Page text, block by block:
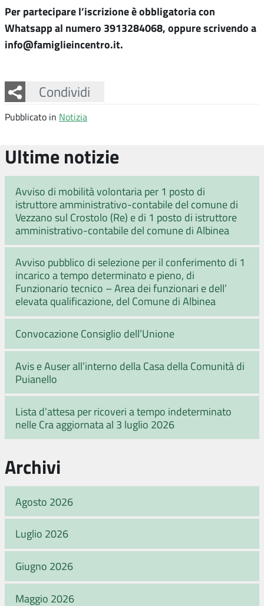
Per partecipare l’iscrizione è obbligatoria con
Whatsapp al numero 3913284068, oppure scrivendo a
info@famiglieincentro.it.
Condividi
Facebook
Twitter
Whatsapp
Pubblicato in Notizia
Ultime notizie
Avviso di mobilità volontaria per 1 posto di
istruttore amministrativo-contabile del comune di
Vezzano sul Crostolo (Re) e di 1 posto di istruttore
amministrativo-contabile del comune di Albinea
Avviso pubblico di selezione per il conferimento di 1
incarico a tempo determinato e pieno, di
Funzionario tecnico – Area dei funzionari e dell’
elevata qualificazione, del Comune di Albinea
Convocazione Consiglio dell’Unione
Avis e Auser all’interno della Casa della Comunità di
Puianello
Lista d’attesa per ricoveri a tempo indeterminato
nelle Cra aggiornata al 3 luglio 2026
Archivi
Agosto 2026
Luglio 2026
Giugno 2026
Maggio 2026